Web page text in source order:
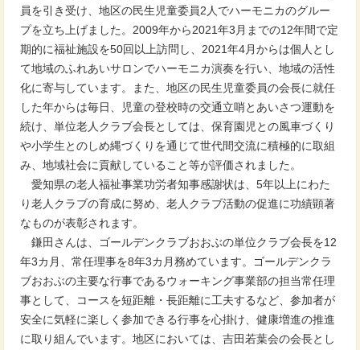
員を引き受け、地区の民生児童委員2人でハーモニカのグルー
プを立ち上げました。2009年から2021年3月までの12年間で定
期的に福祉施設を50回以上訪問し、2021年4月からは個人とし
て地域のふれあいサロンでハーモニカ演奏を行い、地域の活性
化に寄与しています。また、地区の民生児童委員の会長に就任
した年からは毎日、児童の登校時の交通立哨とあいさつ運動を
続け、単位老人クラブ会長としては、保育園児との風車づくり
や小学生とのしめ縄づくりを通じて世代間交流に積極的に取組
み、地域社会に貢献していること等が評価されました。
愛知県の老人福祉事業功労者知事感謝状は、5年以上にわた
り老人クラブの育成に努め、老人クラブ活動の促進に功績顕著
なものが表彰されます。
鎌田さんは、ゴールデンクラブおおぶの単位クラブ会長を12
年3カ月、常任理事を8年3カ月務めています。ゴールデンクラ
ブおおぶの主要な行事であるウォーキング事業部の担当常任理
事として、コースを短距離・長距離に工夫するなど、参加者が
安全に気軽に楽しく参加できる行事を心掛け、健康増進の推進
に取り組んでいます。地区においては、吉田若葉会の会長とし